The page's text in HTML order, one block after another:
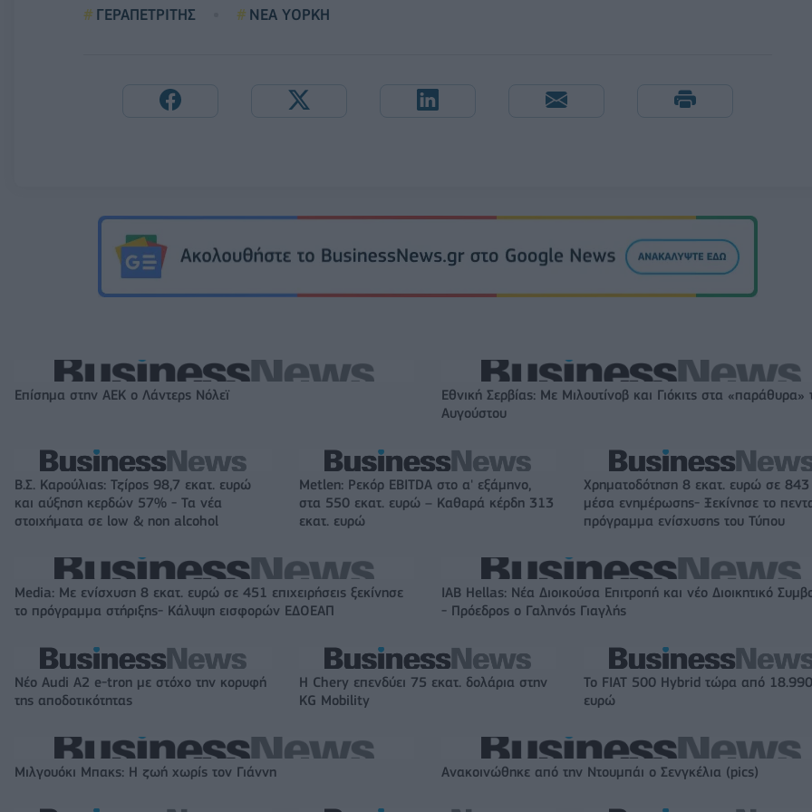
ΓΕΡΑΠΕΤΡΙΤΗΣ ΝΕΑ ΥΟΡΚΗ
Επίσημα στην ΑΕΚ ο Λάντερς Νόλεϊ
Εθνική Σερβίας: Με Μιλουτίνοβ και Γιόκιτς στα «παράθυρα»
Αυγούστου
Β.Σ. Καρούλιας: Τζίρος 98,7 εκατ. ευρώ
και αύξηση κερδών 57% - Τα νέα
στοιχήματα σε low & non alcohol
Metlen: Ρεκόρ EBITDA στο α' εξάμηνο,
στα 550 εκατ. ευρώ – Καθαρά κέρδη 313
εκατ. ευρώ
Χρηματοδότηση 8 εκατ. ευρώ σε 843
μέσα ενημέρωσης- Ξεκίνησε το
πρόγραμμα ενίσχυσης του Τύπου
Media: Με ενίσχυση 8 εκατ. ευρώ σε 451 επιχειρήσεις ξεκίνησε
το πρόγραμμα στήριξης- Κάλυψη εισφορών ΕΔΟΕΑΠ
IAB Hellas: Νέα Διοικούσα Επιτροπή και νέο Διοικητικό
- Πρόεδρος ο Γαληνός Γιαγλής
Νέο Audi A2 e-tron με στόχο την κορυφή
της αποδοτικότητας
Η Chery επενδύει 75 εκατ. δολάρια στην
KG Mobility
Το FIAT 500 Hybrid τώρα από 18.990
ευρώ
Μιλγουόκι Μπακς: Η ζωή χωρίς τον Γιάννη Ανακοινώθηκε από την Ντουμπάι ο Σενγκέλια (pics)